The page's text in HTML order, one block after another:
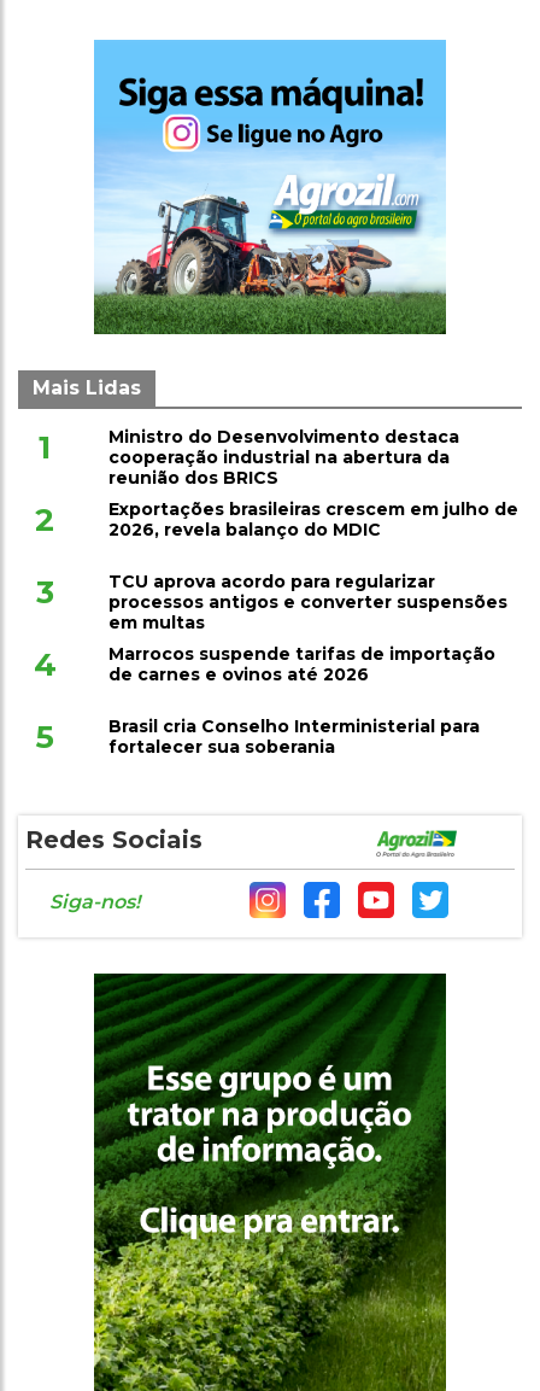
Mais Lidas
1
Ministro do Desenvolvimento destaca
cooperação industrial na abertura da
reunião dos BRICS
2
Exportações brasileiras crescem em julho de
2026, revela balanço do MDIC
3
TCU aprova acordo para regularizar
processos antigos e converter suspensões
em multas
4
Marrocos suspende tarifas de importação
de carnes e ovinos até 2026
5
Brasil cria Conselho Interministerial para
fortalecer sua soberania
Redes Sociais
Siga-nos!